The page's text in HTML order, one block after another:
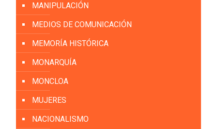
MANIPULACIÓN
MEDIOS DE COMUNICACIÓN
MEMORÍA HISTÓRICA
MONARQUÍA
MONCLOA
MUJERES
NACIONALISMO